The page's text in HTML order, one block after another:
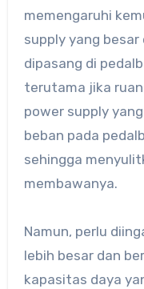
memengaruhi
supply yang
dipasang di
terutama jika
power supply
beban pada
sehingga
membawanya.
Namun, perlu
lebih besar dan
kapasitas daya